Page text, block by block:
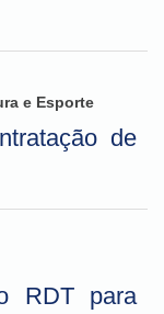
e Esporte
de
RDT para